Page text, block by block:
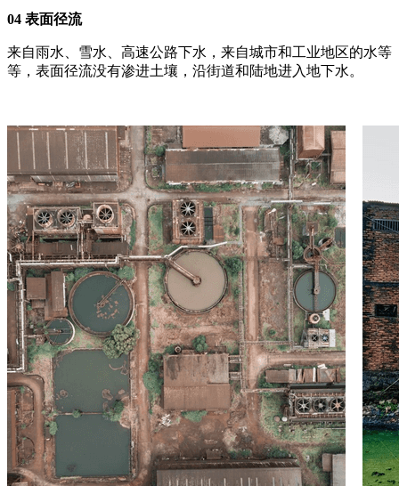
04 表面径流
来自雨水、雪水、高速公路下水，来自城市和工业地区的水等
等，表面径流没有渗进土壤，沿街道和陆地进入地下水。